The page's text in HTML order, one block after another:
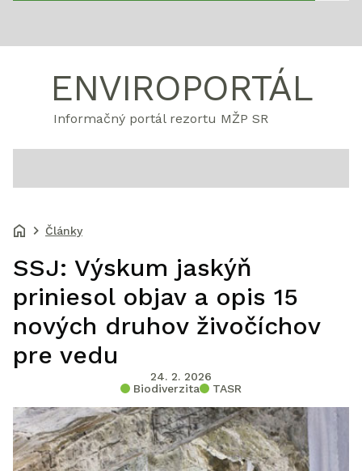
ENVIROPORTÁL
Informačný portál rezortu MŽP SR
Články
SSJ: Výskum jaskýň
priniesol objav a opis 15
nových druhov živočíchov
pre vedu
24. 2. 2026
Biodiverzita
TASR